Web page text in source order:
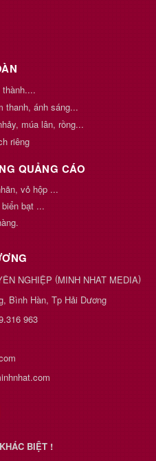
thanh, ánh sáng...
múa lân, rồng...
riêng
QUẢNG CÁO
vỏ hộp ...
bạt ...
NGHIỆP (MINH NHAT MEDIA)
Bình Hàn, Tp Hải Dương
963
BIỆT !